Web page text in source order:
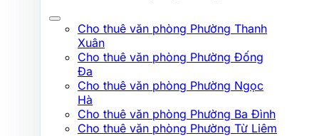
Cho thuê văn phòng Phường Tây Hồ
Cho thuê văn phòng Phường Xuân Đỉnh
Cho thuê văn phòng Phường Hoàng Mai
Cho thuê văn phòng Phường Láng
Cho thuê văn phòng Phường Thanh
Xuân
Cho thuê văn phòng Phường Đống
Đa
Cho thuê văn phòng Phường Ngọc
Hà
Cho thuê văn phòng Phường Ba Đình
Cho thuê văn phòng Phường Từ Liêm